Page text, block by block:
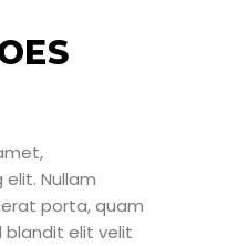
Nullam
porta, quam
blandit elit velit